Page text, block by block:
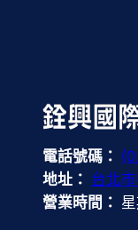
電話號碼：
地址： 台北
營業時間：